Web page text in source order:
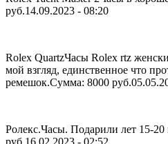
руб.14.09.2023 - 08:20
Rolex QuartzЧасы Rolex rtz
мой взгляд, единственное что
ремешок.Сумма: 8000 руб.
Ролекс.Часы. Подарили лет 15-20
руб. 16.02.2023 - 02:52